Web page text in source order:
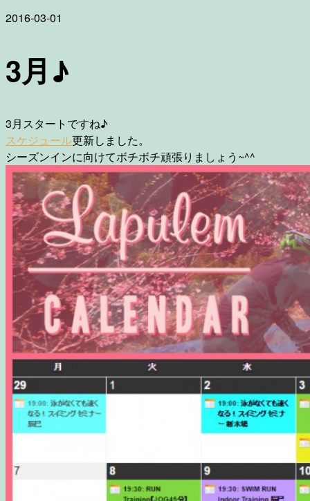
2016-03-01
3月♪
3月スタートですね♪
スケジュール更新しました。
シーズンインに向けてボチボチ頑張りましょう~^^